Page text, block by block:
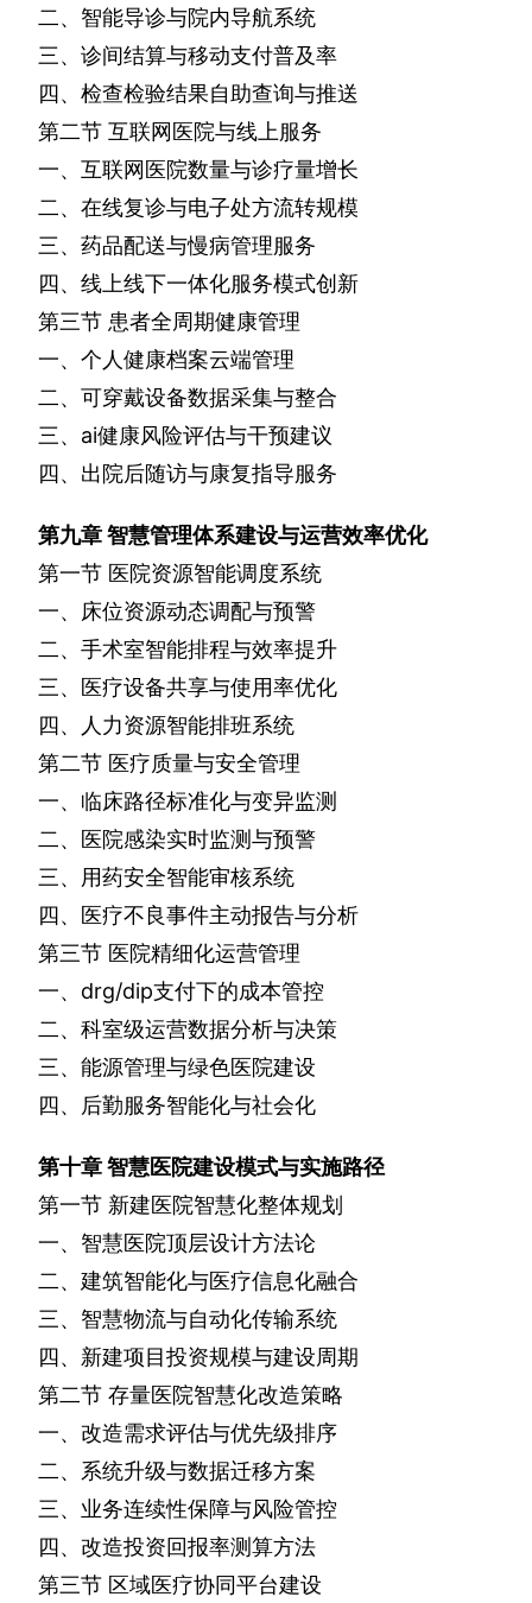
二、智能导诊与院内导航系统
三、诊间结算与移动支付普及率
四、检查检验结果自助查询与推送
第二节 互联网医院与线上服务
一、互联网医院数量与诊疗量增长
二、在线复诊与电子处方流转规模
三、药品配送与慢病管理服务
四、线上线下一体化服务模式创新
第三节 患者全周期健康管理
一、个人健康档案云端管理
二、可穿戴设备数据采集与整合
三、 ai健康风险评估与干预建议
四、出院后随访与康复指导服务
第九章智慧管理体系建设与运营效率优化
第一节 医院资源智能调度系统
一、床位资源动态调配与预警
二、手术室智能排程与效率提升
三、医疗设备共享与使用率优化
四、人力资源智能排班系统
第二节 医疗质量与安全管理
一、临床路径标准化与变异监测
二、医院感染实时监测与预警
三、用药安全智能审核系统
四、医疗不良事件主动报告与分析
第三节 医院精细化运营管理
一、 drg/dip支付下的成本管控
二、科室级运营数据分析与决策
三、能源管理与绿色医院建设
四、后勤服务智能化与社会化
第十章智慧医院建设模式与实施路径
第一节 新建医院智慧化整体规划
一、智慧医院顶层设计方法论
二、建筑智能化与医疗信息化融合
三、智慧物流与自动化传输系统
四、新建项目投资规模与建设周期
第二节 存量医院智慧化改造策略
一、改造需求评估与优先级排序
二、系统升级与数据迁移方案
三、业务连续性保障与风险管控
四、改造投资回报率测算方法
第三节 区域医疗协同平台建设